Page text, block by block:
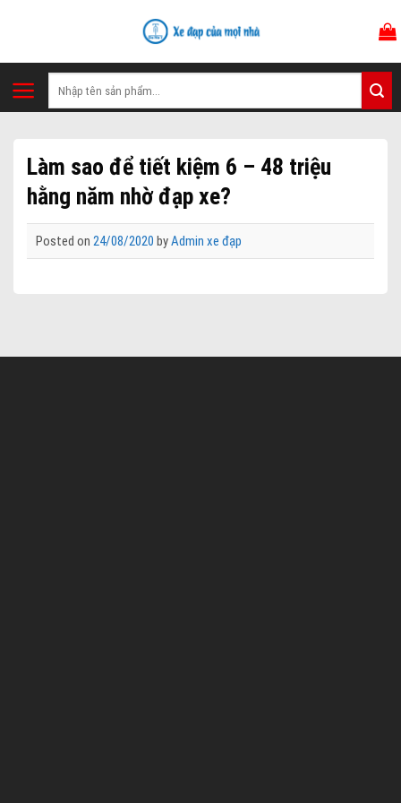
Tìm
kiếm:
Làm sao để tiết kiệm 6 – 48 triệu
hằng năm nhờ đạp xe?
Posted on 24/08/2020 byAdmin xe đạp